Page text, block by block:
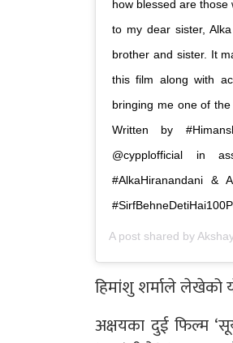
how blessed are those
to my dear sister,
brother and sister. It
this film along with
bringing me one of
‪Written by
@cypplofficial in
#AlkaHiranandani &
A post shared by
हिमांशु शर्माले लेखेको
अक्षयका दुई फिल्म